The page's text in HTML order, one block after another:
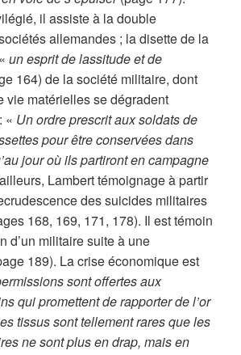
il assiste à la double
allemandes ; la disette de la
un esprit de lassitude et de
164) de la société militaire, dont
vie matérielles se dégradent
« Un ordre prescrit aux soldats de
pour être conservées dans
jour où ils partiront en campagne
Lambert témoignage à partir
des suicides militaires
168, 169, 171, 178). Il est témoin
d’un militaire suite à une
189). La crise économique est
sont offertes aux
qui promettent de rapporter de l’or
tissus sont tellement rares que les
ne sont plus en drap, mais en